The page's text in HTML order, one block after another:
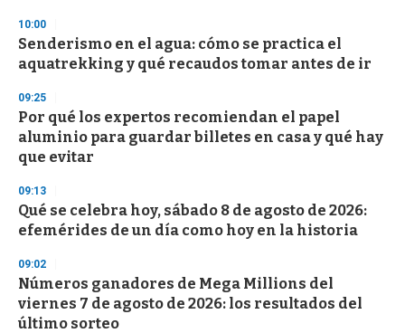
10:00
Senderismo en el agua: cómo se practica el
aquatrekking y qué recaudos tomar antes de ir
09:25
Por qué los expertos recomiendan el papel
aluminio para guardar billetes en casa y qué hay
que evitar
09:13
Qué se celebra hoy, sábado 8 de agosto de 2026:
efemérides de un día como hoy en la historia
09:02
Números ganadores de Mega Millions del
viernes 7 de agosto de 2026: los resultados del
último sorteo